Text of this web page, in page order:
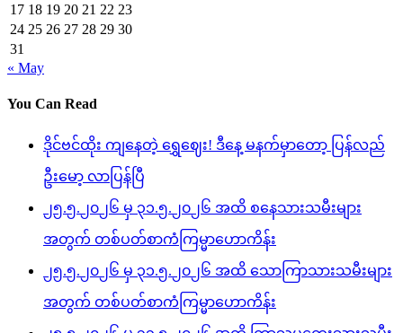
17 18 19 20 21 22 23
24 25 26 27 28 29 30
31
« May
You Can Read
ဒိုင်ဗင်ထိုး ကျနေတဲ့ ရွှေဈေး! ဒီနေ့ မနက်မှာတော့ ပြန်လည်
ဦးမော့ လာပြန်ပြီ
၂၅.၅.၂၀၂၆ မှ ၃၁.၅.၂၀၂၆ အထိ စနေသားသမီးများ
အတွက် တစ်ပတ်စာကံကြမ္မာဟောကိန်း
၂၅.၅.၂၀၂၆ မှ ၃၁.၅.၂၀၂၆ အထိ သောကြာသားသမီးများ
အတွက် တစ်ပတ်စာကံကြမ္မာဟောကိန်း